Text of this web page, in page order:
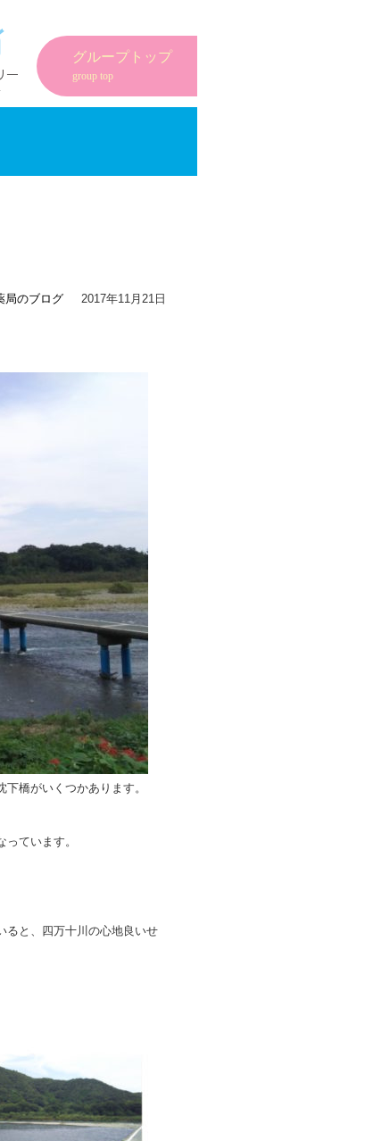
グループトップ
group top
エントリーフォーム
2017年11月21日
局のブログ
橋がいくつかあります。
ています。
ると、四万十川の心地良いせ